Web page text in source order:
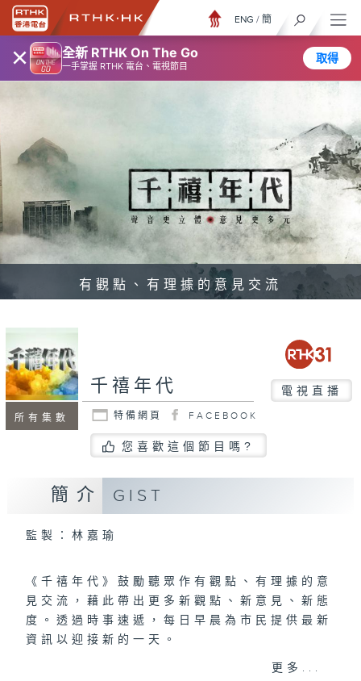
× 全新 RTHK On The Go
一手掌握 RTHK 電台、電視節目
取得
ENG / 簡
有觀點、有理據的意見交流
所有集數
千禧年代 電視直播
特備網頁 FACEBOOK
您喜歡這個節目嗎?
簡介 GIST
監製：林嘉瑜
《千禧年代》鼓勵聽眾作有觀點、有理據的意
見交流，藉此帶出更多新觀點、新意見、新態
度。透過時事速遞，每日早晨為市民提供最新
資訊以迎接新的一天。
更多...